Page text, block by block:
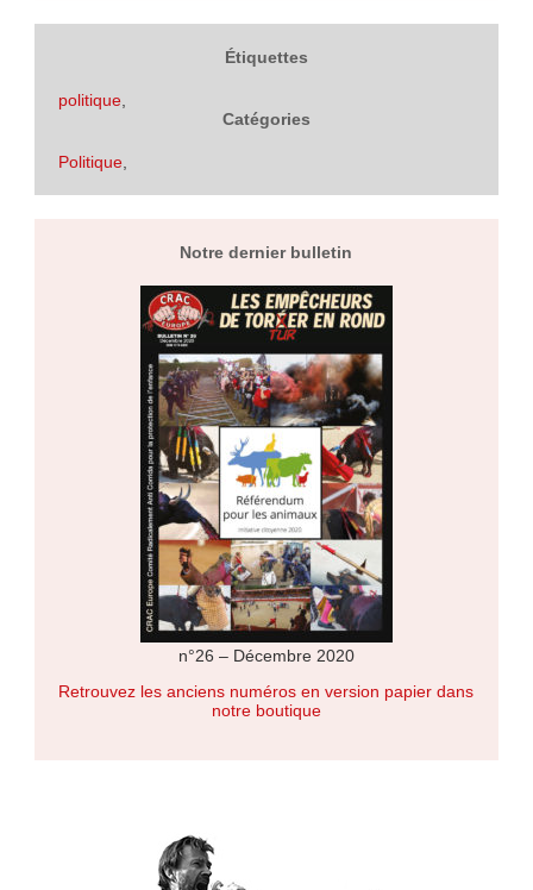
Étiquettes
politique,
Catégories
Politique,
Notre dernier bulletin
n°26 – Décembre 2020
Retrouvez les anciens numéros en version papier dans
notre boutique